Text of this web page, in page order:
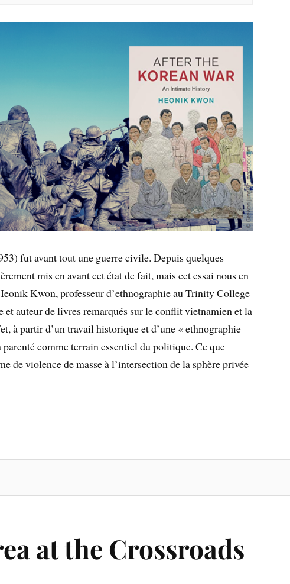
fut avant tout une guerre civile. Depuis quelques
mis en avant cet état de fait, mais cet essai nous en
Kwon, professeur d’ethnographie au Trinity College
et auteur de livres remarqués sur le conflit vietnamien et la
à partir d’un travail historique et d’une « ethnographie
comme terrain essentiel du politique. Ce que
de violence de masse à l’intersection de la sphère privée
at the Crossroads